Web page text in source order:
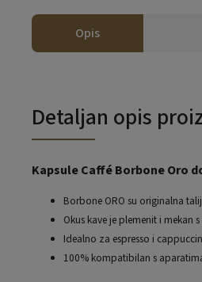
Opis
Detaljan opis
Kapsule Caffé Borbone Oro
Borbone ORO su originalna
Okus kave je plemenit i
Idealno za espresso i
100% kompatibilan s